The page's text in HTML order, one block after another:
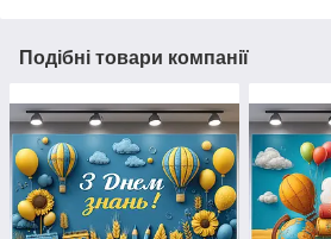
Подібні товари компанії